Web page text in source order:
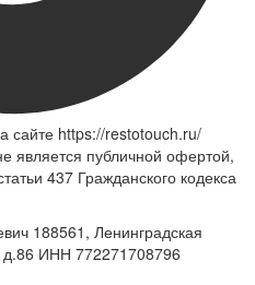
https://restotouch.ru/
является публичной офертой,
437 Гражданского кодекса
188561, Ленинградская
ИНН 772271708796